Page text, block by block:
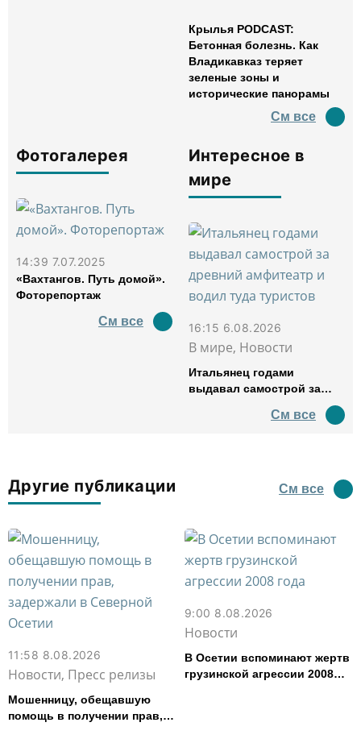
Крылья PODCAST:
Бетонная болезнь. Как
Владикавказ теряет
зеленые зоны и
исторические панорамы
См все
Фотогалерея
14:39 7.07.2025
«Вахтангов. Путь домой».
Фоторепортаж
См все
Интересное в
мире
16:15 6.08.2026
В мире, Новости
Итальянец годами
выдавал самострой за
водил туда туристов
См все
Другие публикации См все
11:58 8.08.2026
Новости, Пресс релизы
Мошенницу, обещавшую
помощь в получении прав,
9:00 8.08.2026
Новости
В Осетии вспоминают жертв
грузинской агрессии 2008